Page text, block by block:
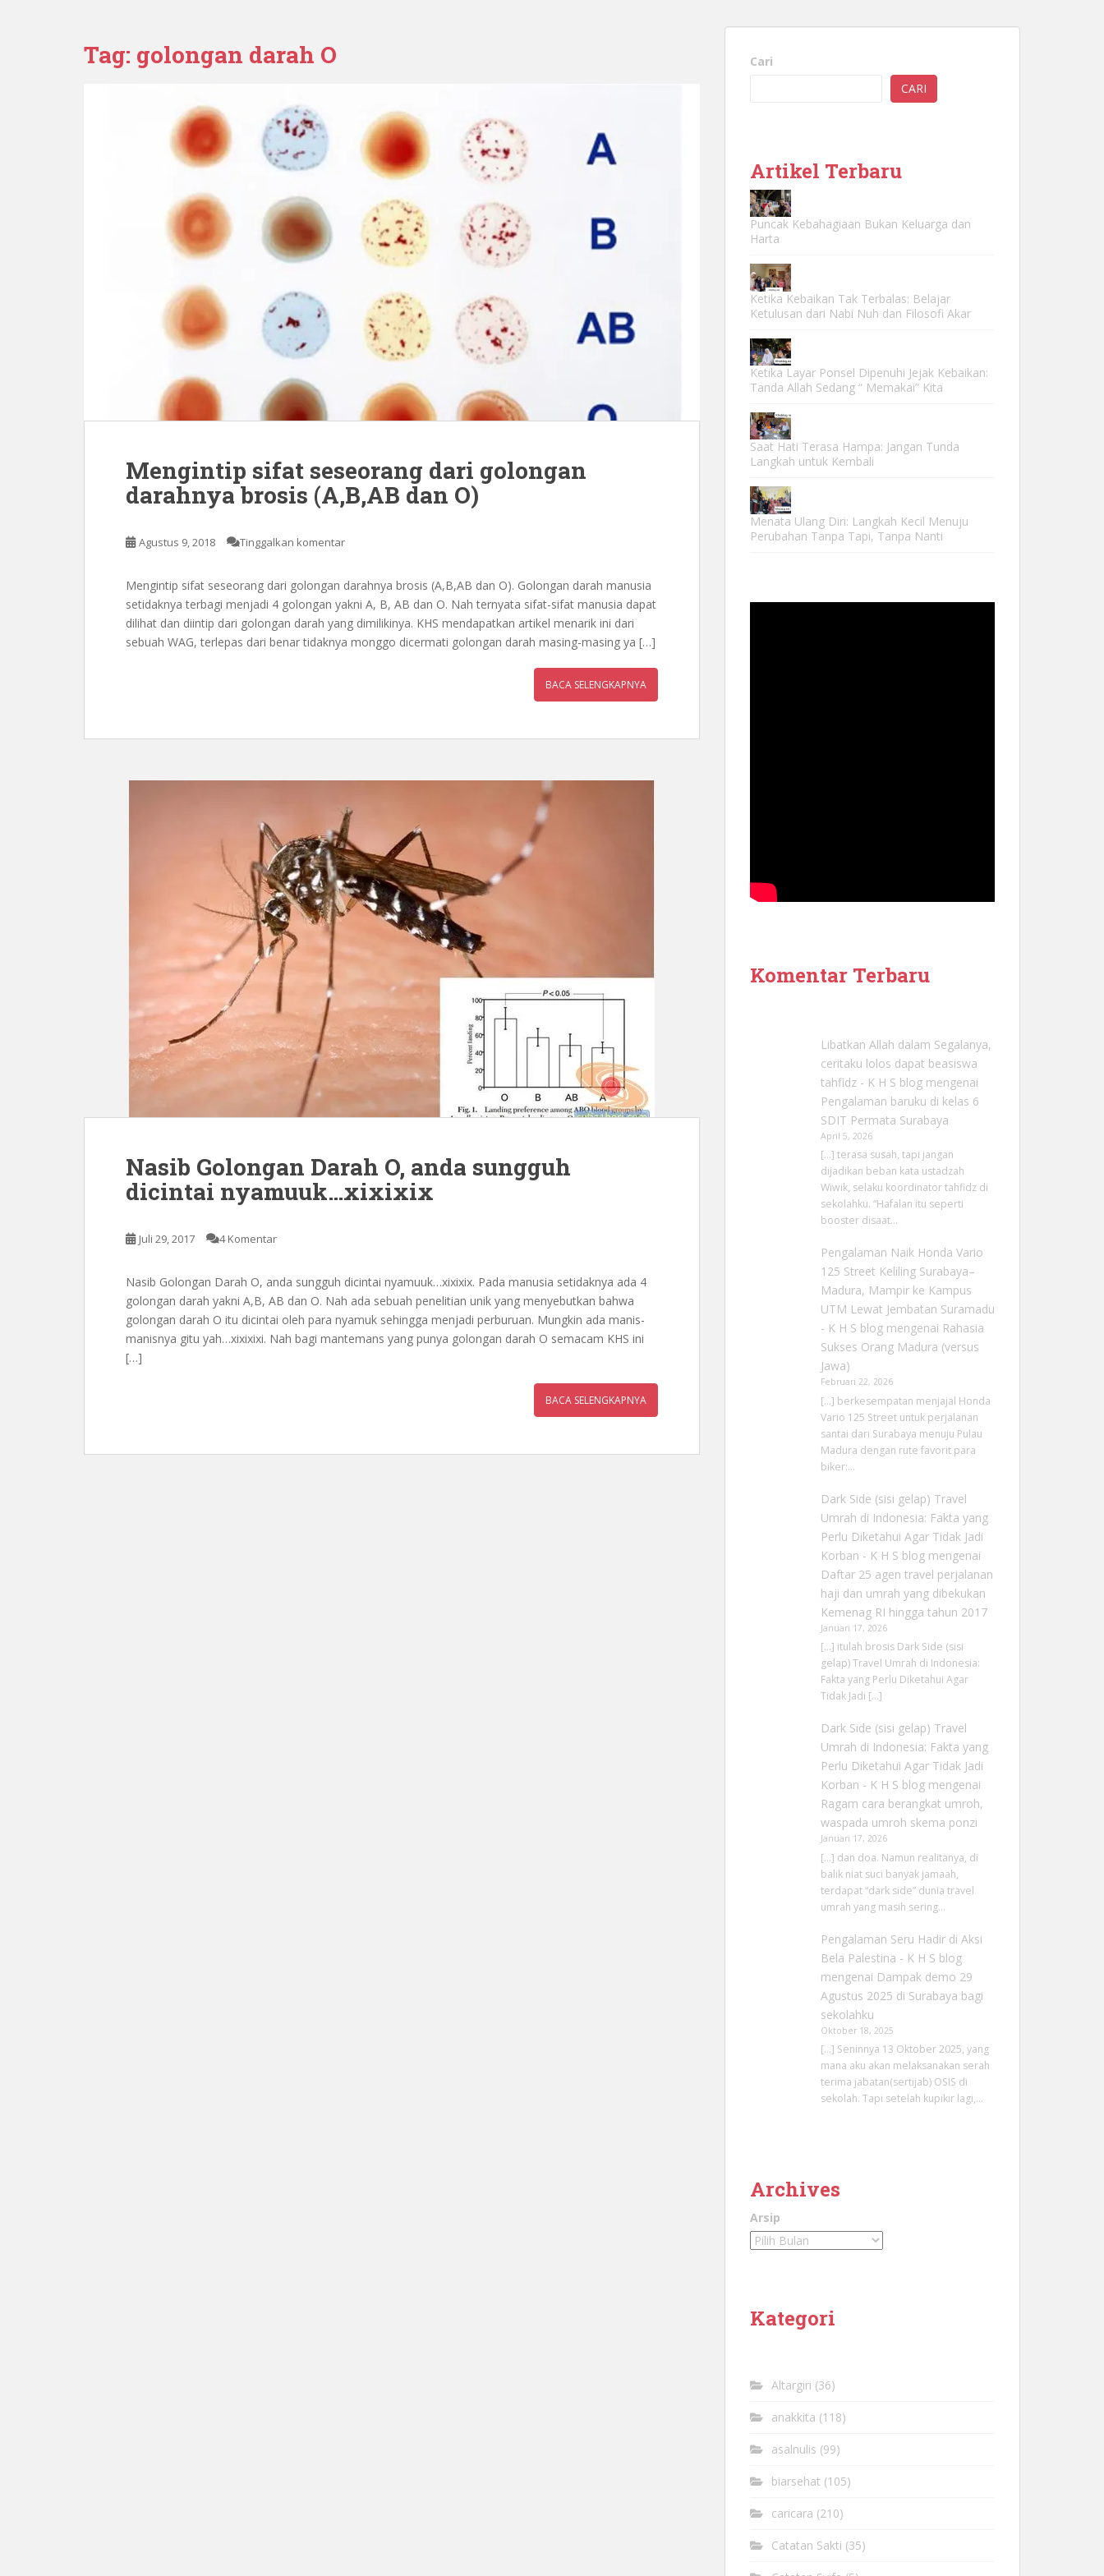
Tag: golongan darah O
Mengintip sifat seseorang dari golongan
darahnya brosis (A,B,AB dan O)
Agustus 9, 2018 Tinggalkan komentar
Mengintip sifat seseorang dari golongan darahnya brosis (A,B,AB dan O). Golongan darah manusia
setidaknya terbagi menjadi 4 golongan yakni A, B, AB dan O. Nah ternyata sifat-sifat manusia dapat
dilihat dan diintip dari golongan darah yang dimilikinya. KHS mendapatkan artikel menarik ini dari
sebuah WAG, terlepas dari benar tidaknya monggo dicermati golongan darah masing-masing ya […]
BACA SELENGKAPNYA
Nasib Golongan Darah O, anda sungguh
dicintai nyamuuk…xixixix
Juli 29, 2017 4 Komentar
Nasib Golongan Darah O, anda sungguh dicintai nyamuuk…xixixix. Pada manusia setidaknya ada 4
golongan darah yakni A,B, AB dan O. Nah ada sebuah penelitian unik yang menyebutkan bahwa
golongan darah O itu dicintai oleh para nyamuk sehingga menjadi perburuan. Mungkin ada manis-
manisnya gitu yah…xixixixi. Nah bagi mantemans yang punya golongan darah O semacam KHS ini
[…]
BACA SELENGKAPNYA
Cari
CARI
Artikel Terbaru
Puncak Kebahagiaan Bukan Keluarga dan
Harta
Ketika Kebaikan Tak Terbalas: Belajar
Ketulusan dari Nabi Nuh dan Filosofi Akar
Ketika Layar Ponsel Dipenuhi Jejak Kebaikan:
Tanda Allah Sedang “ Memakai” Kita
Saat Hati Terasa Hampa: Jangan Tunda
Langkah untuk Kembali
Menata Ulang Diri: Langkah Kecil Menuju
Perubahan Tanpa Tapi, Tanpa Nanti
Komentar Terbaru
Libatkan Allah dalam Segalanya,
ceritaku lolos dapat beasiswa
tahfidz - K H S blogmengenai
Pengalaman baruku di kelas 6
SDIT Permata Surabaya
April 5, 2026
[…] terasa susah, tapi jangan
dijadikan beban kata ustadzah
Wiwik, selaku koordinator tahfidz di
sekolahku. “Hafalan itu seperti
booster disaat…
Pengalaman Naik Honda Vario
125 Street Keliling Surabaya–
Madura, Mampir ke Kampus
UTM Lewat Jembatan Suramadu
- K H S blogmengenai Rahasia
Sukses Orang Madura (versus
Jawa)
Februari 22, 2026
[…] berkesempatan menjajal Honda
Vario 125 Street untuk perjalanan
santai dari Surabaya menuju Pulau
Madura dengan rute favorit para
biker:…
Dark Side (sisi gelap) Travel
Umrah di Indonesia: Fakta yang
Perlu Diketahui Agar Tidak Jadi
Korban - K H S blogmengenai
Daftar 25 agen travel perjalanan
haji dan umrah yang dibekukan
Kemenag RI hingga tahun 2017
Januari 17, 2026
[…] itulah brosis Dark Side (sisi
gelap) Travel Umrah di Indonesia:
Fakta yang Perlu Diketahui Agar
Tidak Jadi […]
Dark Side (sisi gelap) Travel
Umrah di Indonesia: Fakta yang
Perlu Diketahui Agar Tidak Jadi
Korban - K H S blogmengenai
Ragam cara berangkat umroh,
waspada umroh skema ponzi
Januari 17, 2026
[…] dan doa. Namun realitanya, di
balik niat suci banyak jamaah,
terdapat “dark side” dunia travel
umrah yang masih sering…
Pengalaman Seru Hadir di Aksi
Bela Palestina - K H S blog
mengenai Dampak demo 29
Agustus 2025 di Surabaya bagi
sekolahku
Oktober 18, 2025
[…] Seninnya 13 Oktober 2025, yang
mana aku akan melaksanakan serah
terima jabatan(sertijab) OSIS di
sekolah. Tapi setelah kupikir lagi,…
Archives
Arsip
Kategori
Altargiri (36)
anakkita (118)
asalnulis (99)
biarsehat (105)
caricara (210)
Catatan Sakti (35)